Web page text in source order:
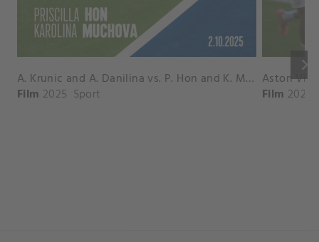
keyboard_arrow_right
A. Krunic and A. Danilina vs. P. Hon and K. Muchova Match Highlights - BEIJING_Capital Group Diamond ( October 02, 2025)
Film 2025 Sport Film 2026